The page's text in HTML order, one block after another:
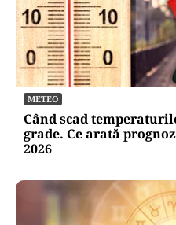
METEO
Când scad
grade. Ce arată
2026